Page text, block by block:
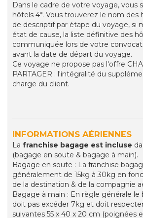
Dans le cadre de votre voyage, vous
hôtels 4*. Vous trouverez le nom des
de descriptif par étape du voyage, si
état de cause, la liste définitive des
communiquée lors de votre
avant la date de départ du voyage.
Ce voyage ne propose pas l'offre
PARTAGER : l'intégralité du
charge du client.
INFORMATIONS AÉRIENNES
La franchise bagage est incluse
(bagage en soute & bagage à main).
Bagage en soute : La franchise
généralement de 15kg à 30kg en
de la destination & de la compagnie
Bagage à main : En règle générale
doit pas excéder 7kg et doit
suivantes 55 x 40 x 20 cm (poignées